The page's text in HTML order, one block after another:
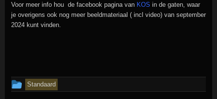
Voor meer info hou de facebook pagina van KOS in de gaten, waar
je overigens ook nog meer beeldmateriaal ( incl video) van september
2024 kunt vinden.
Dit
Standaard